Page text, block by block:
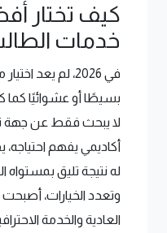
كيف تختار
خدمات الطالب
في 2026، لم يعد
بسيطًا أو عشوائيًا كما
لا يبحث فقط عن جهة
أكاديمي يفهم
له نتيجة تليق
وتعدد الخيارات، أصبحت
العادية والخدمة